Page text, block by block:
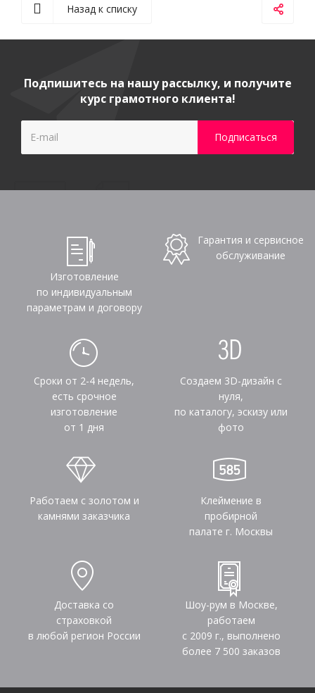
Назад к списку
Подпишитесь на нашу рассылку, и получите
курс грамотного клиента!
Изготовление
по индивидуальным
параметрам и договору
Гарантия и сервисное
обслуживание
Сроки от 2-4 недель,
есть срочное
изготовление
от 1 дня
Создаем 3D-дизайн с
нуля,
по каталогу, эскизу или
фото
Работаем с золотом и
камнями заказчика
Клеймение в
пробирной
палате г. Москвы
Доставка со
страховкой
в любой регион России
Шоу-рум в Москве,
работаем
с 2009 г., выполнено
более 7 500 заказов